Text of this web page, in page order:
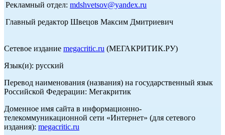
Рекламный отдел: mdshvetsov@yandex.ru
Главный редактор Швецов Максим Дмитриевич
Сетевое издание megacritic.ru (МЕГАКРИТИК.РУ)
Язык(и): русский
Перевод наименования (названия) на государственный язык
Российской Федерации: Мегакритик
Доменное имя сайта в информационно-
телекоммуникационной сети «Интернет» (для сетевого
издания): megacritic.ru